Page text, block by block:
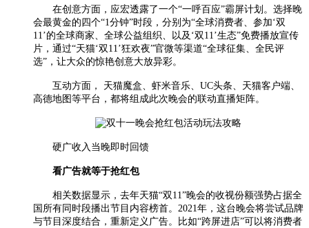
在创意方面，应宏透露了一个“一呼百应”霸屏计划。选择晚
会最黄金的四个“1分钟”时段，分别为“全球消费者、参加‘双
11’的全球商家、全球公益组织、以及‘双11’生态”免费播放宣传
片，通过“天猫‘双11’狂欢夜”官微等渠道“全球征集、全民评
选”，让大众的惊艳创意大放异彩。
互动方面， 天猫魔盒、虾米音乐、UC头条、天猫客户端、
高德地图等平台，都将组成此次晚会的联动直播矩阵。
硬广收入当晚即时回馈
看广告就等于抢红包
相关数据显示，去年天猫“双11”晚会的收视份额强势占据全
国所有同时段播出节目内容榜首。2021年，这台晚会将尝试品牌
与节目深度结合，重新定义广告。比如“跨屏进店”可以将消费者